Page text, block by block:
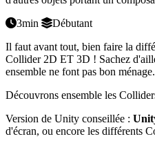
3min
Débutant
Il faut avant tout, bien faire la
Collider 2D ET 3D ! Sachez
ensemble ne font pas bon ménage.
Découvrons ensemble les
Version de Unity conseillée :
d'écran, ou encore les différents